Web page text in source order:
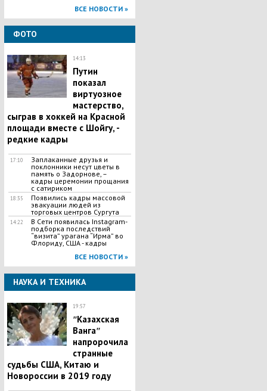
ВСЕ НОВОСТИ »
ФОТО
14:13
Путин
показал
виртуозное
мастерство,
сыграв в хоккей на Красной
площади вместе с Шойгу, -
редкие кадры
17:10
Заплаканные друзья и
поклонники несут цветы в
память о Задорнове, –
кадры церемонии прощания
с сатириком
18:35
Появились кадры массовой
эвакуации людей из
торговых центров Сургута
14:22
В Сети появилась Іnstagram-
подборка последствий
“визита” урагана “Ирма” во
Флориду, США - кадры
ВСЕ НОВОСТИ »
НАУКА И ТЕХНИКА
19:57
ʺКазахская
Вангаʺ
напророчила
странные
судьбы США, Китаю и
Новороссии в 2019 году